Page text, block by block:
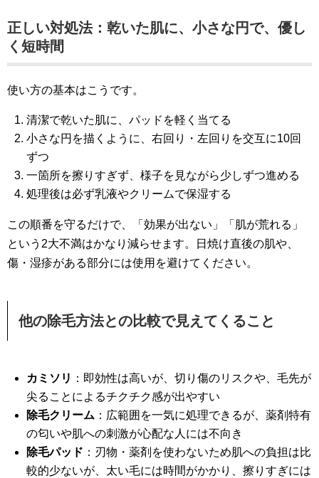
正しい対処法：乾いた肌に、小さな円で、優し
く短時間
使い方の基本はこうです。
清潔で乾いた肌に、パッドを軽く当てる
小さな円を描くように、右回り・左回りを交互に10回
ずつ
一箇所を擦りすぎず、様子を見ながら少しずつ進める
処理後は必ず乳液やクリームで保湿する
この順番を守るだけで、「効果が出ない」「肌が荒れる」
という2大不満はかなり減らせます。日焼け直後の肌や、
傷・湿疹がある部分には使用を避けてください。
他の除毛方法との比較で見えてくること
カミソリ ：即効性は高いが、切り傷のリスクや、毛先が
尖ることによるチクチク感が出やすい
除毛クリーム ：広範囲を一気に処理できるが、薬剤特有
の匂いや肌への刺激が心配な人には不向き
除毛パッド ：刃物・薬剤を使わないため肌への負担は比
較的少ないが、太い毛には時間がかかり、擦りすぎには